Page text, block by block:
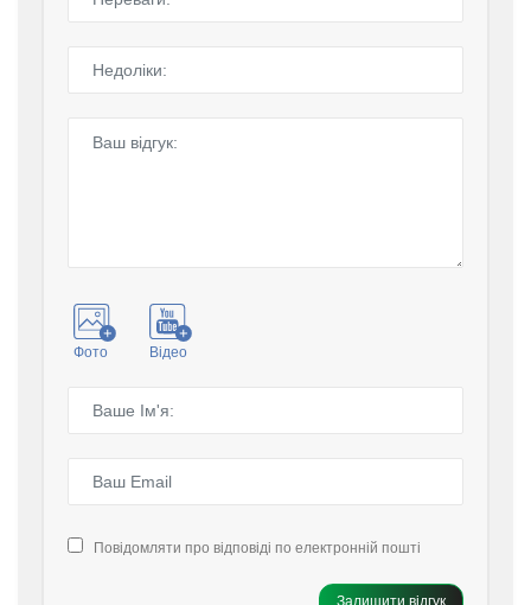
Фото Відео
Повідомляти про відповіді по електронній пошті
Залишити відгук